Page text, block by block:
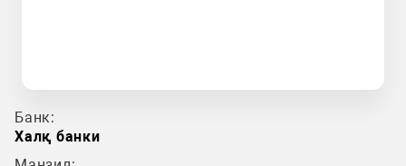
Банк:
Халқ банки